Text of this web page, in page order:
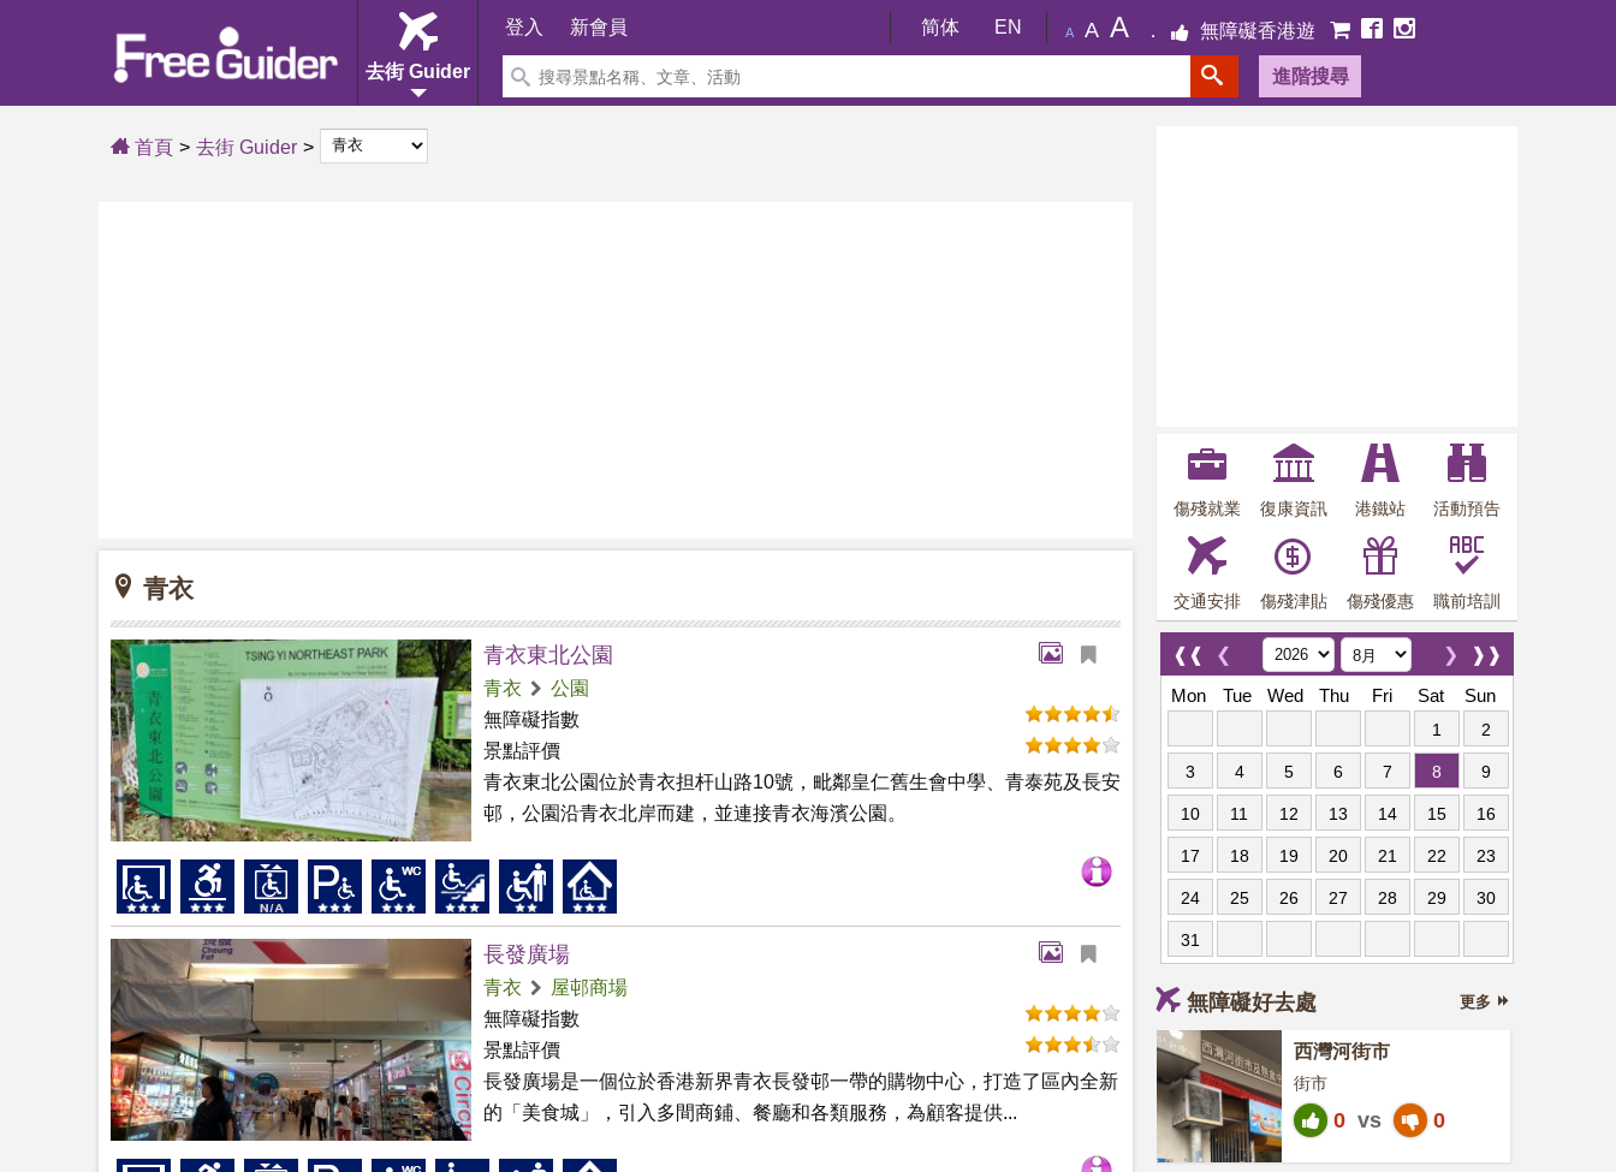
去街 Guider
登入 新會員 简体 EN A A A 無障礙香港遊
進階搜尋
首頁 去街 Guider
青衣
青衣東北公園
青衣
公園
無障礙指數
景點評價
青衣東北公園位於青衣担杆山路10號，毗鄰皇仁舊生會中學、青泰苑及長安
邨，公園沿青衣北岸而建，並連接青衣海濱公園。
長發廣場
青衣
屋邨商場
無障礙指數
景點評價
長發廣場是一個位於香港新界青衣長發邨一帶的購物中心，打造了區內全新
的「美食城」，引入多間商鋪、餐廳和各類服務，為顧客提供...
傷殘就業 復康資訊 港鐵站 活動預告
交通安排 傷殘津貼 傷殘優惠 職前培訓
❰❰ ❮ ❱❱
❯
Mon
Tue Wed Thu Fri Sat Sun
1 2
3 4 5 6 7 8 9
10 11 12 13 14 15 16
17 18 19 20 21 22 23
24 25 26 27 28 29 30
31
無障礙好去處 更多
西灣河街市
街市
0 vs 0